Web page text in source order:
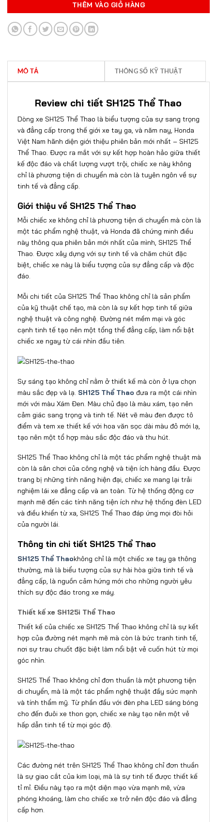
THÊM VÀO GIỎ HÀNG
MÔ TẢ THÔNG SỐ KỸ THUẬT
Review chi tiết SH125 Thể Thao
Dòng xe SH125 Thể Thao là biểu tượng của sự sang trọng
và đẳng cấp trong thế giới xe tay ga, và năm nay, Honda
Việt Nam hãnh diện giới thiệu phiên bản mới nhất – SH125
Thể Thao. Được ra mắt với sự kết hợp hoàn hảo giữa thiết
kế độc đáo và chất lượng vượt trội, chiếc xe này không
chỉ là phương tiện di chuyển mà còn là tuyên ngôn về sự
tinh tế và đẳng cấp.
Giới thiệu về SH125 Thể Thao
Mỗi chiếc xe không chỉ là phương tiện di chuyển mà còn là
một tác phẩm nghệ thuật, và Honda đã chứng minh điều
này thông qua phiên bản mới nhất của mình, SH125 Thể
Thao. Được xây dựng với sự tinh tế và chăm chút đặc
biệt, chiếc xe này là biểu tượng của sự đẳng cấp và độc
đáo.
Mỗi chi tiết của SH125 Thể Thao không chỉ là sản phẩm
của kỹ thuật chế tạo, mà còn là sự kết hợp tinh tế giữa
nghệ thuật và công nghệ. Đường nét mềm mại và góc
cạnh tinh tế tạo nên một tổng thể đẳng cấp, làm nổi bật
chiếc xe ngay từ cái nhìn đầu tiên.
Sự sáng tạo không chỉ nằm ở thiết kế mà còn ở lựa chọn
màu sắc đẹp và lạ. SH125 Thể Thao đưa ra một cái nhìn
mới với màu Xám Đen. Màu chủ đạo là màu xám, tạo nên
cảm giác sang trọng và tinh tế. Nét vẽ màu đen được tô
điểm và tem xe thiết kế với hoa văn sọc dài màu đỏ mới lạ,
tạo nên một tổ hợp màu sắc độc đáo và thu hút.
SH125 Thể Thao không chỉ là một tác phẩm nghệ thuật mà
còn là sân chơi của công nghệ và tiện ích hàng đầu. Được
trang bị những tính năng hiện đại, chiếc xe mang lại trải
nghiệm lái xe đẳng cấp và an toàn. Từ hệ thống động cơ
mạnh mẽ đến các tính năng tiện ích như hệ thống đèn LED
và điều khiển từ xa, SH125 Thể Thao đáp ứng mọi đòi hỏi
của người lái.
Thông tin chi tiết SH125 Thể Thao
SH125 Thể Thaokhông chỉ là một chiếc xe tay ga thông
thường, mà là biểu tượng của sự hài hòa giữa tinh tế và
đẳng cấp, là nguồn cảm hứng mới cho những người yêu
thích sự độc đáo trong xe máy.
Thiết kế xe SH125i Thể Thao
Thiết kế của chiếc xe SH125 Thể Thao không chỉ là sự kết
hợp của đường nét mạnh mẽ mà còn là bức tranh tinh tế,
nơi sự trau chuốt đặc biệt làm nổi bật vẻ cuốn hút từ mọi
góc nhìn.
SH125 Thể Thao không chỉ đơn thuần là một phương tiện
di chuyển, mà là một tác phẩm nghệ thuật đầy sức mạnh
và tính thẩm mỹ. Từ phần đầu với đèn pha LED sáng bóng
cho đến đuôi xe thon gọn, chiếc xe này tạo nên một vẻ
hấp dẫn tinh tế từ mọi góc độ.
Các đường nét trên SH125 Thể Thao không chỉ đơn thuần
là sự giao cắt của kim loại, mà là sự tinh tế được thiết kế
tỉ mỉ. Điều này tạo ra một diện mạo vừa mạnh mẽ, vừa
phóng khoáng, làm cho chiếc xe trở nên độc đáo và đẳng
cấp hơn.